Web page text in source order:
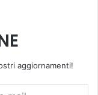
aggiornamenti!